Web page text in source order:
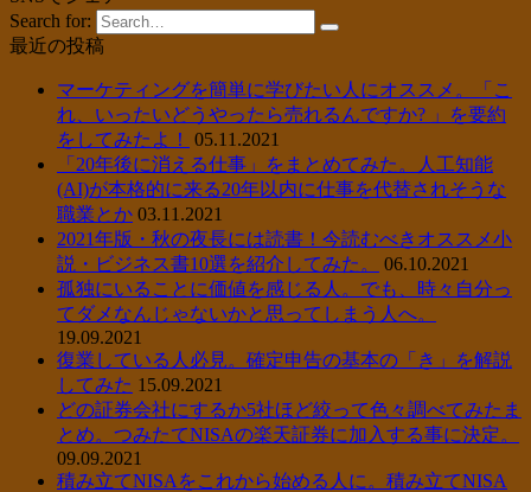
Search for:
最近の投稿
マーケティングを簡単に学びたい人にオススメ。「こ
れ、いったいどうやったら売れるんですか? 」を要約
をしてみたよ！
05.11.2021
「20年後に消える仕事」をまとめてみた。人工知能
(AI)が本格的に来る20年以内に仕事を代替されそうな
職業とか 03.11.2021
2021年版・秋の夜長には読書！今読むべきオススメ小
説・ビジネス書10選を紹介してみた。
06.10.2021
孤独にいることに価値を感じる人。でも、時々自分っ
てダメなんじゃないかと思ってしまう人へ。
19.09.2021
復業している人必見。確定申告の基本の「き」を解説
してみた 15.09.2021
どの証券会社にするか5社ほど絞って色々調べてみたま
とめ。つみたてNISAの楽天証券に加入する事に決定。
09.09.2021
積み立てNISAをこれから始める人に。積み立てNISA